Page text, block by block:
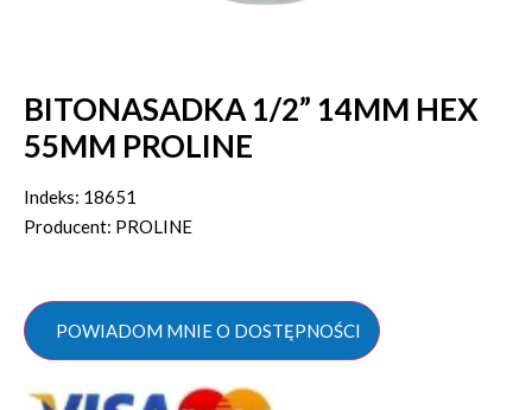
BITONASADKA 1/2” 14MM HEX
55MM PROLINE
Indeks: 18651
Producent: PROLINE
POWIADOM MNIE O DOSTĘPNOŚCI